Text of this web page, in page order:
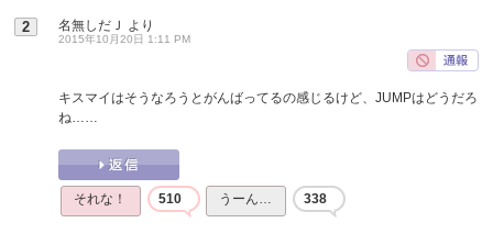
2 名無しだＪ より
2015年10月20日 1:11 PM
キスマイはそうなろうとがんばってるの感じるけど、JUMPはどうだろ
ね……
それな！ 510 うーん… 338